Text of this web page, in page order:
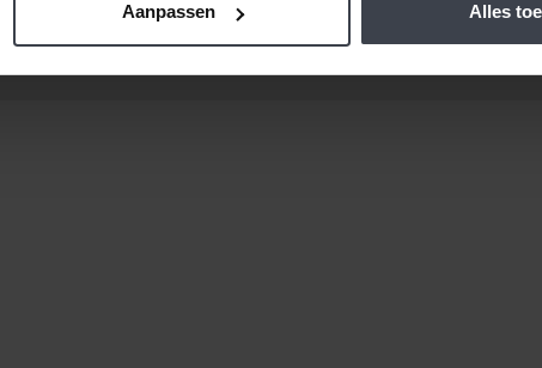
Aanpassen Alles